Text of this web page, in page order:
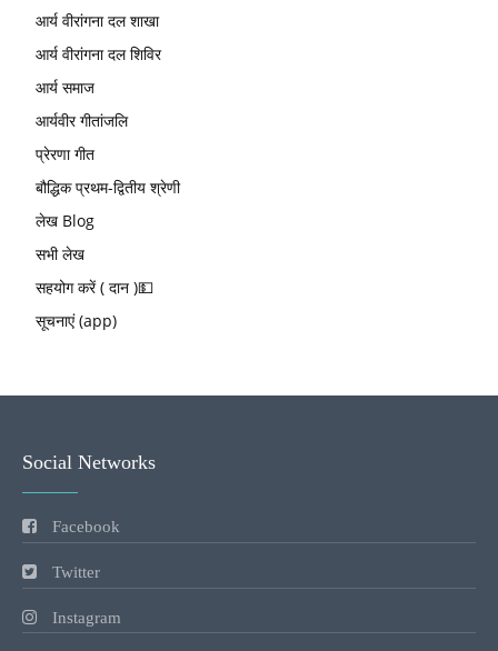
आर्य वीरांगना दल शाखा
आर्य वीरांगना दल शिविर
आर्य समाज
आर्यवीर गीतांजलि
प्रेरणा गीत
बौद्धिक प्रथम-द्वितीय श्रेणी
लेख Blog
सभी लेख
सहयोग करें ( दान )💵
सूचनाएं (app)
Social Networks
Facebook
Twitter
Instagram